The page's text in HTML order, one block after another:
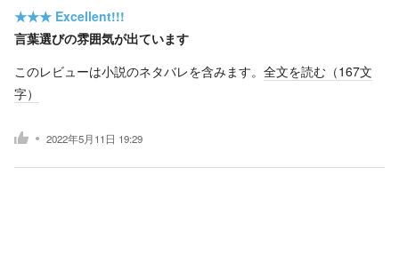
★★★ Excellent!!!
言葉選びの雰囲気が出ています
このレビューは小説のネタバレを含みます。 全文を読む（167文
字）
2022年5月11日 19:29